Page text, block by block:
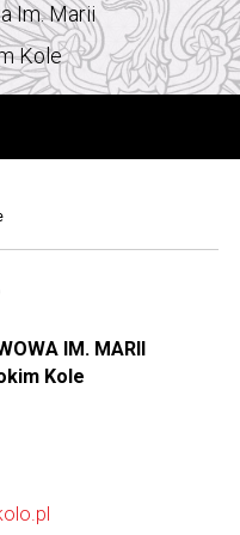
Im. Marii
Kole
IM. MARII
Kole